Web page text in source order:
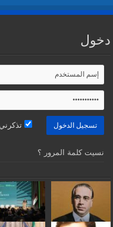
دخول
تذكرني
نسيت كلمة المرور ؟